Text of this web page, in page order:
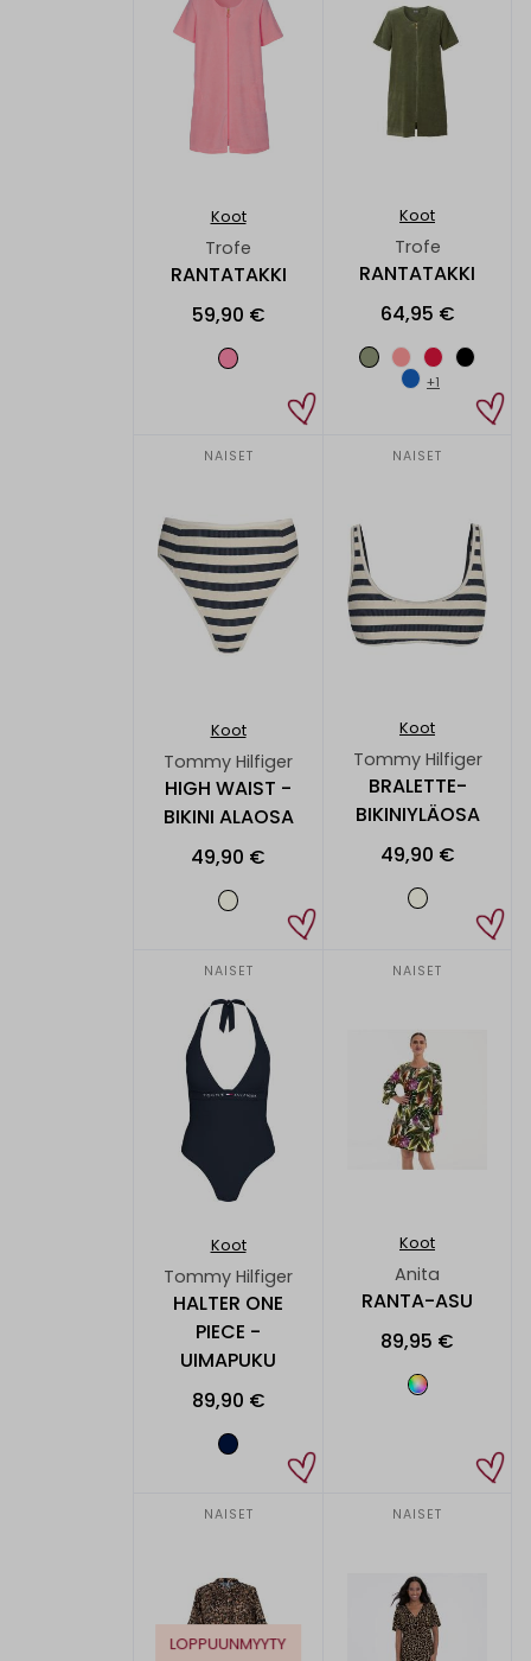
Koot
Trofe
RANTATAKKI
59,90 €
Koot
Trofe
RANTATAKKI
64,95 €
+1
NAISET
Koot
Tommy Hilfiger
HIGH WAIST -
BIKINI ALAOSA
49,90 €
NAISET
Koot
Tommy Hilfiger
BRALETTE-
BIKINIYLÄOSA
49,90 €
NAISET
Koot
Tommy Hilfiger
HALTER ONE
PIECE -
UIMAPUKU
89,90 €
NAISET
Koot
Anita
RANTA-ASU
89,95 €
NAISET
LOPPUUNMYYTY
NAISET